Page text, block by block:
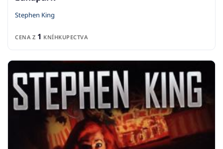
Stephen King
CENA Z 1 KNÍHKUPECTVA